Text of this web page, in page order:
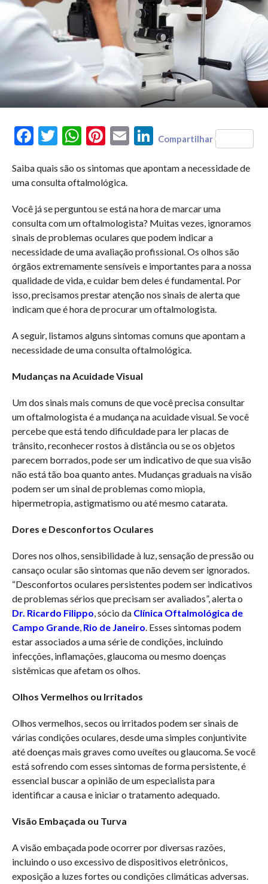
FacebookTwitterWhatsAppPinterest
Email LinkedIn
Compartilhar
Saiba quais são os sintomas que apontam a necessidade de
uma consulta oftalmológica.
Você já se perguntou se está na hora de marcar uma
consulta com um oftalmologista? Muitas vezes, ignoramos
sinais de problemas oculares que podem indicar a
necessidade de uma avaliação profissional. Os olhos são
órgãos extremamente sensíveis e importantes para a nossa
qualidade de vida, e cuidar bem deles é fundamental. Por
isso, precisamos prestar atenção nos sinais de alerta que
indicam que é hora de procurar um oftalmologista.
A seguir, listamos alguns sintomas comuns que apontam a
necessidade de uma consulta oftalmológica.
Mudanças na Acuidade Visual
Um dos sinais mais comuns de que você precisa consultar
um oftalmologista é a mudança na acuidade visual. Se você
percebe que está tendo dificuldade para ler placas de
trânsito, reconhecer rostos à distância ou se os objetos
parecem borrados, pode ser um indicativo de que sua visão
não está tão boa quanto antes. Mudanças graduais na visão
podem ser um sinal de problemas como miopia,
hipermetropia, astigmatismo ou até mesmo catarata.
Dores e Desconfortos Oculares
Dores nos olhos, sensibilidade à luz, sensação de pressão ou
cansaço ocular são sintomas que não devem ser ignorados.
“Desconfortos oculares persistentes podem ser indicativos
de problemas sérios que precisam ser avaliados”, alerta o
Dr. Ricardo Filippo, sócio da Clínica Oftalmológica de
Campo Grande, Rio de Janeiro. Esses sintomas podem
estar associados a uma série de condições, incluindo
infecções, inflamações, glaucoma ou mesmo doenças
sistêmicas que afetam os olhos.
Olhos Vermelhos ou Irritados
Olhos vermelhos, secos ou irritados podem ser sinais de
várias condições oculares, desde uma simples conjuntivite
até doenças mais graves como uveítes ou glaucoma. Se você
está sofrendo com esses sintomas de forma persistente, é
essencial buscar a opinião de um especialista para
identificar a causa e iniciar o tratamento adequado.
Visão Embaçada ou Turva
A visão embaçada pode ocorrer por diversas razões,
incluindo o uso excessivo de dispositivos eletrônicos,
exposição a luzes fortes ou condições climáticas adversas.